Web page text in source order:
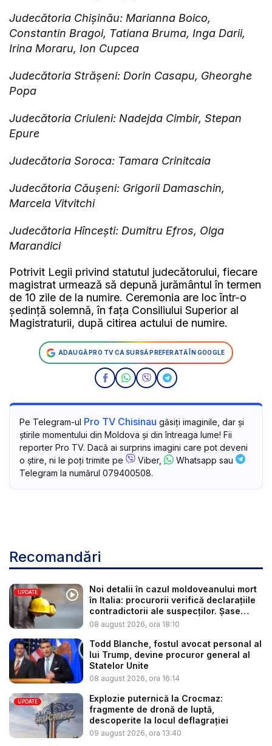
Judecătoria Chișinău: Marianna Boico,
Constantin Bragoi, Tatiana Bruma, Inga Darii,
Irina Moraru, Ion Cupcea
Judecătoria Strășeni: Dorin Casapu, Gheorghe
Popa
Judecătoria Criuleni: Nadejda Cimbir, Stepan
Epure
Judecătoria Soroca: Tamara Crinitcaia
Judecătoria Căușeni: Grigorii Damaschin,
Marcela Vitvitchi
Judecătoria Hîncești: Dumitru Efros, Olga
Marandici
Potrivit Legii privind statutul judecătorului, fiecare
magistrat urmează să depună jurământul în termen
de 10 zile de la numire. Ceremonia are loc într-o
ședință solemnă, în fața Consiliului Superior al
Magistraturii, după citirea actului de numire.
ADAUGĂ PRO TV CA SURSĂ PREFERATĂ ÎN GOOGLE
Pe Telegram-ul Pro TV Chisinau găsiți imaginile, dar și
știrile momentului din Moldova și din întreaga lume! Fii
reporter Pro TV. Dacă ai surprins imagini care pot deveni
o știre, ni le poți trimite pe
Viber,
Whatsapp sau
Telegram la numărul 079400508.
Recomandări
UPDATE
Noi detalii în cazul moldoveanului mort
în Italia: procurorii verifică declarațiile
contradictorii ale suspecților. Șase
per...
08 august 2026, ora 18:10
Todd Blanche, fostul avocat personal al
lui Trump, devine procuror general al
Statelor Unite
08 august 2026, ora 16:14
UPDATE
Explozie puternică la Crocmaz:
fragmente de dronă de luptă,
descoperite la locul deflagrației
09 august 2026, ora 13:40